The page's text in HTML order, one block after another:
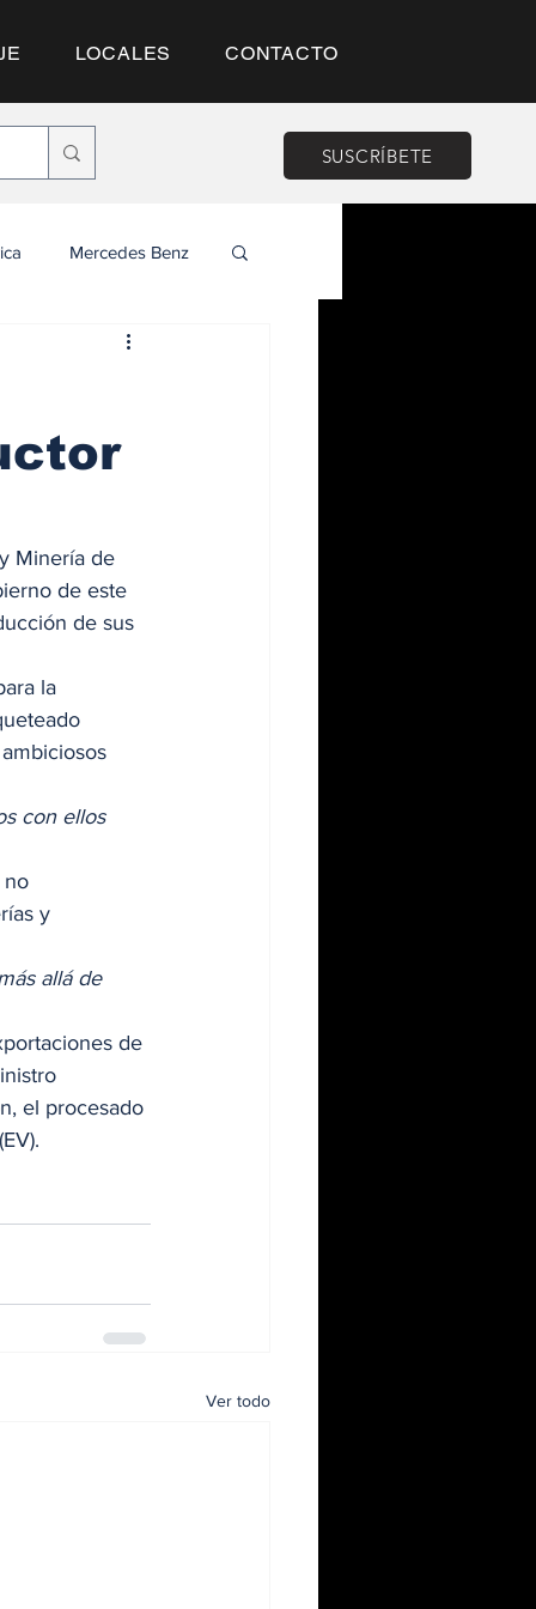
LOCALES CONTACTO
SUSCRÍBETE
Mercedes Benz
Minería de
de este
de sus
la
con ellos
no
y
allá de
de
el procesado
Ver todo